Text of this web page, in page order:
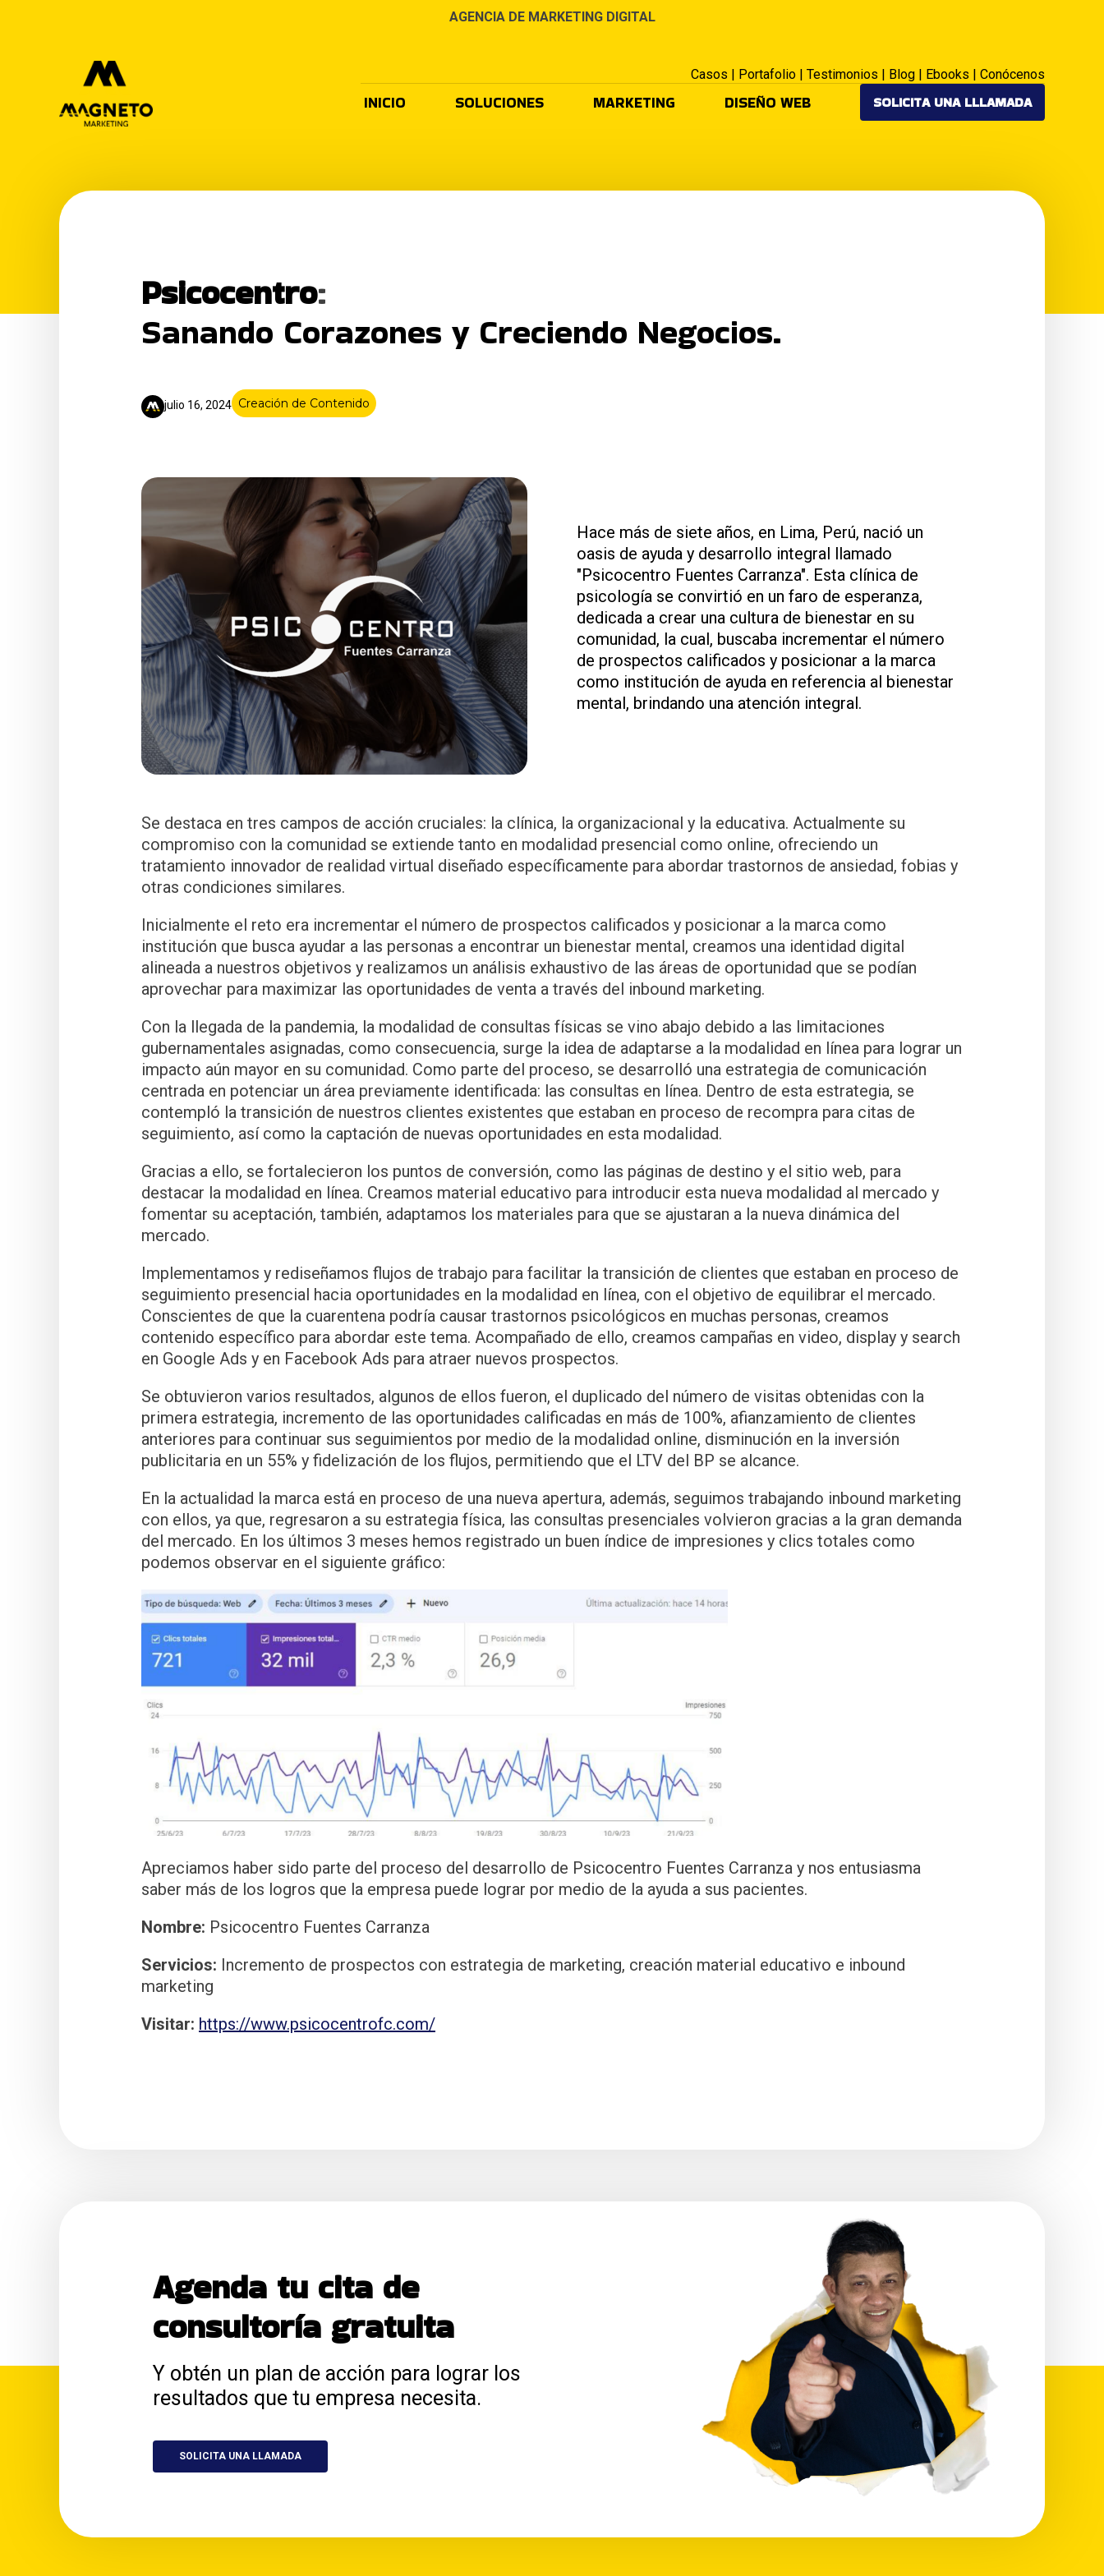
AGENCIA DE MARKETING DIGITAL
Casos | Portafolio | Testimonios | Blog | Ebooks | Conócenos
INICIO SOLUCIONES MARKETING DISEÑO WEB SOLICITA UNA LLLAMADA
Psicocentro:
Sanando Corazones y Creciendo Negocios.
julio 16, 2024 Creación de Contenido
Hace más de siete años, en Lima, Perú, nació un
oasis de ayuda y desarrollo integral llamado
"Psicocentro Fuentes Carranza". Esta clínica de
psicología se convirtió en un faro de esperanza,
dedicada a crear una cultura de bienestar en su
comunidad, la cual, buscaba incrementar el número
de prospectos calificados y posicionar a la marca
como institución de ayuda en referencia al bienestar
mental, brindando una atención integral.
Se destaca en tres campos de acción cruciales: la clínica, la organizacional y la educativa. Actualmente su
compromiso con la comunidad se extiende tanto en modalidad presencial como online, ofreciendo un
tratamiento innovador de realidad virtual diseñado específicamente para abordar trastornos de ansiedad, fobias y
otras condiciones similares.
Inicialmente el reto era incrementar el número de prospectos calificados y posicionar a la marca como
institución que busca ayudar a las personas a encontrar un bienestar mental, creamos una identidad digital
alineada a nuestros objetivos y realizamos un análisis exhaustivo de las áreas de oportunidad que se podían
aprovechar para maximizar las oportunidades de venta a través del inbound marketing.
Con la llegada de la pandemia, la modalidad de consultas físicas se vino abajo debido a las limitaciones
gubernamentales asignadas, como consecuencia, surge la idea de adaptarse a la modalidad en línea para lograr un
impacto aún mayor en su comunidad. Como parte del proceso, se desarrolló una estrategia de comunicación
centrada en potenciar un área previamente identificada: las consultas en línea. Dentro de esta estrategia, se
contempló la transición de nuestros clientes existentes que estaban en proceso de recompra para citas de
seguimiento, así como la captación de nuevas oportunidades en esta modalidad.
Gracias a ello, se fortalecieron los puntos de conversión, como las páginas de destino y el sitio web, para
destacar la modalidad en línea. Creamos material educativo para introducir esta nueva modalidad al mercado y
fomentar su aceptación, también, adaptamos los materiales para que se ajustaran a la nueva dinámica del
mercado.
Implementamos y rediseñamos flujos de trabajo para facilitar la transición de clientes que estaban en proceso de
seguimiento presencial hacia oportunidades en la modalidad en línea, con el objetivo de equilibrar el mercado.
Conscientes de que la cuarentena podría causar trastornos psicológicos en muchas personas, creamos
contenido específico para abordar este tema. Acompañado de ello, creamos campañas en video, display y search
en Google Ads y en Facebook Ads para atraer nuevos prospectos.
Se obtuvieron varios resultados, algunos de ellos fueron, el duplicado del número de visitas obtenidas con la
primera estrategia, incremento de las oportunidades calificadas en más de 100%, afianzamiento de clientes
anteriores para continuar sus seguimientos por medio de la modalidad online, disminución en la inversión
publicitaria en un 55% y fidelización de los flujos, permitiendo que el LTV del BP se alcance.
En la actualidad la marca está en proceso de una nueva apertura, además, seguimos trabajando inbound marketing
con ellos, ya que, regresaron a su estrategia física, las consultas presenciales volvieron gracias a la gran demanda
del mercado. En los últimos 3 meses hemos registrado un buen índice de impresiones y clics totales como
podemos observar en el siguiente gráfico:
Apreciamos haber sido parte del proceso del desarrollo de Psicocentro Fuentes Carranza y nos entusiasma
saber más de los logros que la empresa puede lograr por medio de la ayuda a sus pacientes.
Nombre: Psicocentro Fuentes Carranza
Servicios: Incremento de prospectos con estrategia de marketing, creación material educativo e inbound
marketing
Visitar: https://www.psicocentrofc.com/
Agenda tu cita de
consultoría gratuita
Y obtén un plan de acción para lograr los
resultados que tu empresa necesita.
SOLICITA UNA LLAMADA